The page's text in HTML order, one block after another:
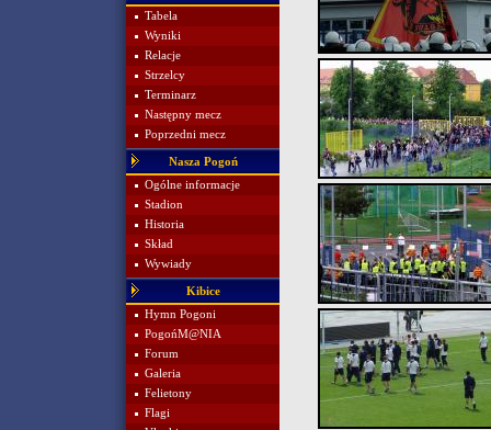
Tabela
Wyniki
Relacje
Strzelcy
Terminarz
Następny mecz
Poprzedni mecz
Nasza Pogoń
Ogólne informacje
Stadion
Historia
Skład
Wywiady
Kibice
Hymn Pogoni
PogońM@NIA
Forum
Galeria
Felietony
Flagi